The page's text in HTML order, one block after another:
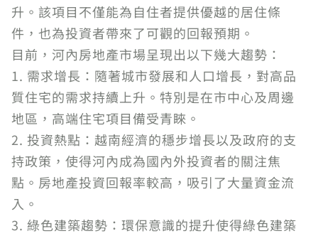
升。該項目不僅能為自住者提供優越的居住條
件，也為投資者帶來了可觀的回報預期。
目前，河內房地產市場呈現出以下幾大趨勢：
1. 需求增長：隨著城市發展和人口增長，對高品
質住宅的需求持續上升。特別是在市中心及周邊
地區，高端住宅項目備受青睞。
2. 投資熱點：越南經濟的穩步增長以及政府的支
持政策，使得河內成為國內外投資者的關注焦
點。房地產投資回報率較高，吸引了大量資金流
入。
3. 綠色建築趨勢：環保意識的提升使得綠色建築